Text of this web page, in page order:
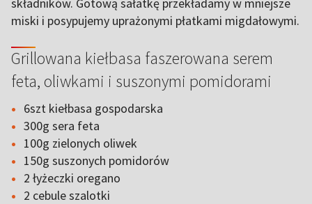
miski i posypujemy uprażonymi płatkami migdałowymi.
Grillowana kiełbasa faszerowana serem
feta, oliwkami i suszonymi pomidorami
6szt kiełbasa gospodarska
300g sera feta
100g zielonych oliwek
150g suszonych pomidorów
2 łyżeczki oregano
2 cebule szalotki